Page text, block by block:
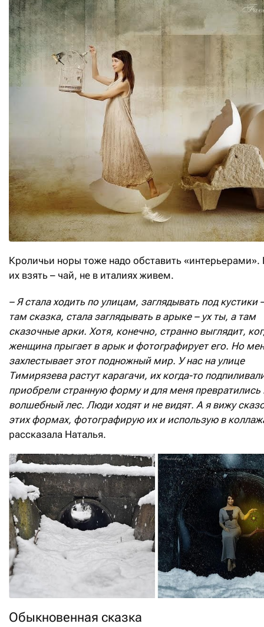
Кроличьи норы тоже надо обставить «интерьерами».
их взять – чай, не в италиях живем.
– Я стала ходить по улицам, заглядывать под кустики
там сказка, стала заглядывать в арыке – ух ты, а там
сказочные арки. Хотя, конечно, странно выглядит,
женщина прыгает в арык и фотографирует его. Но
захлестывает этот подножный мир. У нас на улице
Тимирязева растут карагачи, их когда-то
приобрели странную форму и для меня превратились
волшебный лес. Люди ходят и не видят. А я вижу
этих формах, фотографирую их и использую в
рассказала Наталья.
Обыкновенная сказка